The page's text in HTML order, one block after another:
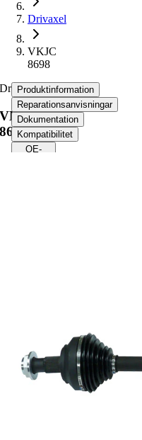
Drivaxel
VKJC
8698
Drivaxel
VKJC
8698
Produktinformation
Reparationsanvisningar
Dokumentation
Kompatibilitet
OE-
Längd 2
Kompletteringsartikel/